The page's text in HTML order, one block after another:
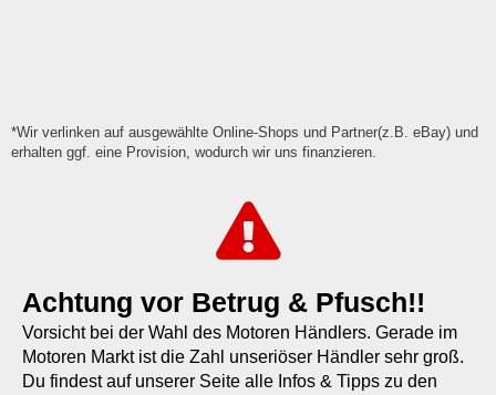
*Wir verlinken auf ausgewählte Online-Shops und Partner(z.B. eBay) und
erhalten ggf. eine Provision, wodurch wir uns finanzieren.
Achtung vor Betrug & Pfusch!!
Vorsicht bei der Wahl des Motoren Händlers. Gerade im
Motoren Markt ist die Zahl unseriöser Händler sehr groß.
Du findest auf unserer Seite alle Infos & Tipps zu den